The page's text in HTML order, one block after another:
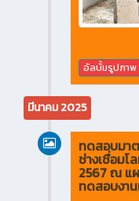
อัลบั้มรูปภาพ
มีนาคม 2025
ทดสอบมา
ช่างเชื่อมโ
2567 ณ แ
ทดสอบงา